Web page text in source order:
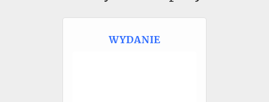
WYDANIE